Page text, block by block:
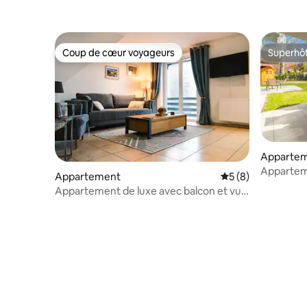
Coup de cœur voyageurs
Coup de cœur voyageurs
Appartement Évaluation
5 (8)
Appartement de luxe avec balcon et vue